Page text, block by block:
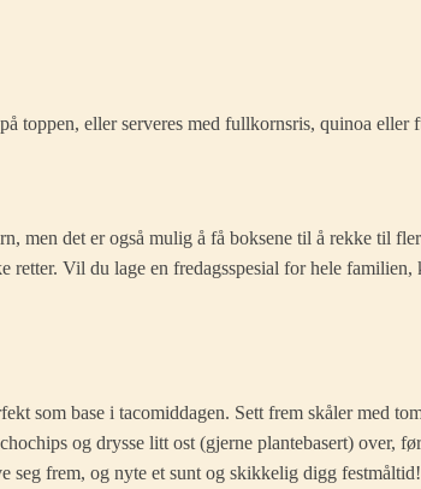
toppen, eller serveres med fullkornsris, quinoa eller
men det er også mulig å få boksene til å rekke til
Vil du lage en fredagsspesial for hele familien,
som base i tacomiddagen. Sett frem skåler med
og drysse litt ost (gjerne plantebasert) over,
seg frem, og nyte et sunt og skikkelig digg festmåltid!